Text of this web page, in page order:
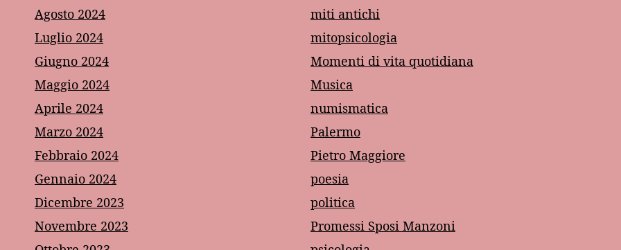
Agosto 2024
Luglio 2024
Giugno 2024
Maggio 2024
Aprile 2024
Marzo 2024
Febbraio 2024
Gennaio 2024
Dicembre 2023
Novembre 2023
miti antichi
mitopsicologia
Momenti di vita quotidiana
Musica
numismatica
Palermo
Pietro Maggiore
poesia
politica
Promessi Sposi Manzoni